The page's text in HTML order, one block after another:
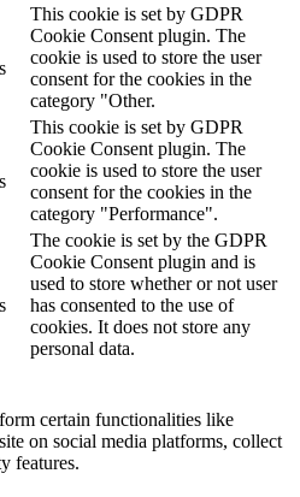
This cookie is set by GDPR
Cookie Consent plugin. The
cookie is used to store the user
consent for the cookies in the
category "Other.
This cookie is set by GDPR
Cookie Consent plugin. The
cookie is used to store the user
consent for the cookies in the
category "Performance".
The cookie is set by the GDPR
Cookie Consent plugin and is
used to store whether or not user
has consented to the use of
cookies. It does not store any
personal data.
certain functionalities like
on social media platforms, collect
features.